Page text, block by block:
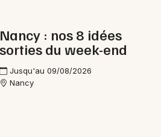
Nancy : nos 8 idées
sorties du week-end
Jusqu'au 09/08/2026
Nancy